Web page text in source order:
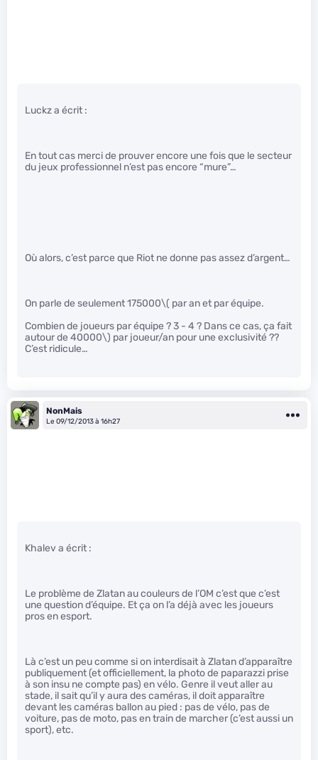
Luckz a écrit :
En tout cas merci de prouver encore une fois que le secteur
du jeux professionnel n’est pas encore “mure”…
Où alors, c’est parce que Riot ne donne pas assez d’argent…
On parle de seulement 175000\( par an et par équipe.
Combien de joueurs par équipe ? 3 - 4 ? Dans ce cas, ça fait
autour de 40000\) par joueur/an pour une exclusivité ??
C’est ridicule…
NonMais
Le 09/12/2013 à 16h27
Khalev a écrit :
Le problème de Zlatan au couleurs de l’OM c’est que c’est
une question d’équipe. Et ça on l’a déjà avec les joueurs
pros en esport.
Là c’est un peu comme si on interdisait à Zlatan d’apparaître
publiquement (et officiellement, la photo de paparazzi prise
à son insu ne compte pas) en vélo. Genre il veut aller au
stade, il sait qu’il y aura des caméras, il doit apparaître
devant les caméras ballon au pied : pas de vélo, pas de
voiture, pas de moto, pas en train de marcher (c’est aussi un
sport), etc.